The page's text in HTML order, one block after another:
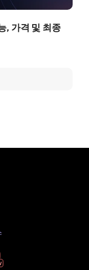
, 가격 및 최종